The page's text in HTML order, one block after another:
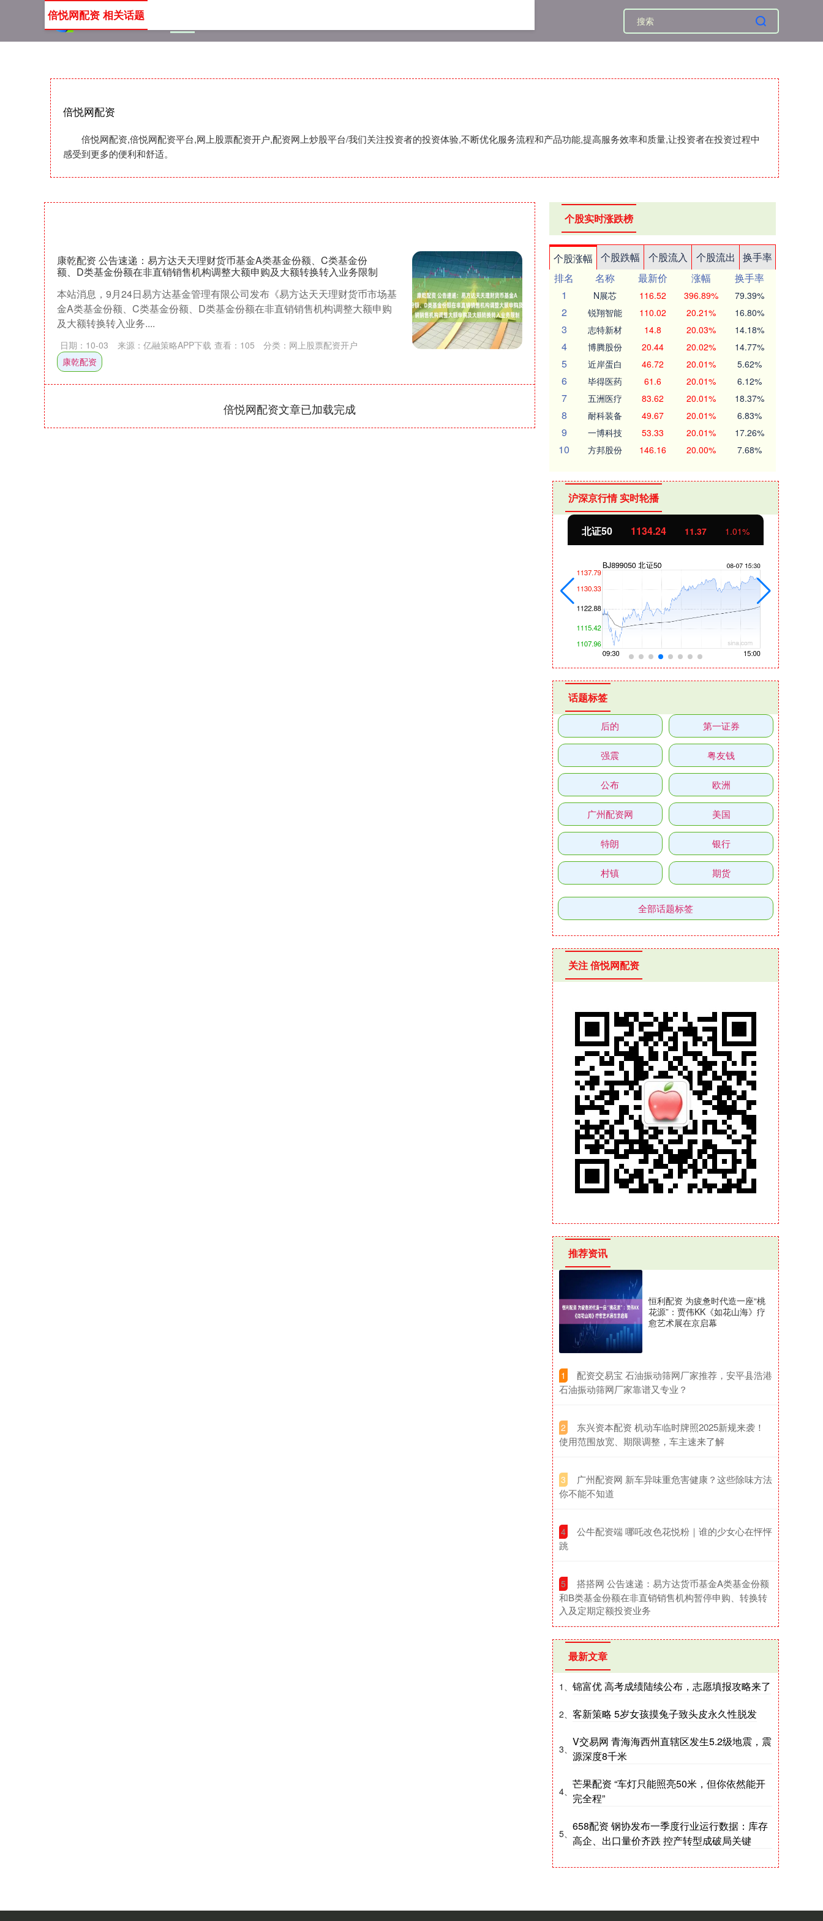
倍悦网配资
倍悦网配资,倍悦网配资平台,网上股票配资开户,配资网上炒股平台/我们关注投资者的投资体验,不断优化服务流程和产品功能,提高服务效率和质量,让投资者在投资过程中
感受到更多的便利和舒适。
倍悦网配资 相关话题
康乾配资 公告速递：易方达天天理财货币基金A类基金份额、C类基金份
额、D类基金份额在非直销销售机构调整大额申购及大额转换转入业务限制
本站消息，9月24日易方达基金管理有限公司发布《易方达天天理财货币市场基
金A类基金份额、C类基金份额、D类基金份额在非直销销售机构调整大额申购
及大额转换转入业务....
日期：10-03 来源：亿融策略APP下载 查看： 105 分类： 网上股票配资开户
康乾配资
倍悦网配资文章已加载完成
个股实时涨跌榜
个股涨幅 个股跌幅 个股流入 个股流出
换手率
排名
名称 最新价 涨幅
换手率
1
N展芯 116.52 396.89% 79.39%
2 锐翔智能 110.02 20.21% 16.80%
3 志特新材 14.8 20.03% 14.18%
4 博腾股份 20.44 20.02% 14.77%
5 近岸蛋白 46.72 20.01% 5.62%
6 毕得医药 61.6 20.01% 6.12%
7 五洲医疗 83.62 20.01% 18.37%
8 耐科装备 49.67 20.01% 6.83%
9 一博科技 53.33 20.01% 17.26%
10 方邦股份 146.16 20.00% 7.68%
沪深京行情 实时轮播
北证50 1134.24 11.37 1.01%
话题标签
后的 第一证券
强震 粤友钱
公布 欧洲
广州配资网 美国
特朗 银行
村镇 期货
全部话题标签
关注 倍悦网配资
推荐资讯
恒利配资 为疲惫时代造一座“桃
花源”：贾伟KK《如花山海》疗
愈艺术展在京启幕
1
​配资交易宝 石油振动筛网厂家推荐，安平县浩港
石油振动筛网厂家靠谱又专业？
2
​东兴资本配资 机动车临时牌照2025新规来袭！
使用范围放宽、期限调整，车主速来了解
3
​广州配资网 新车异味重危害健康？这些除味方法
你不能不知道
4
​公牛配资端 哪吒改色花悦粉｜谁的少女心在怦怦
跳
5
​搭搭网 公告速递：易方达货币基金A类基金份额
和B类基金份额在非直销销售机构暂停申购、转换转
入及定期定额投资业务
最新文章
1、 锦富优 高考成绩陆续公布，志愿填报攻略来了
2、 客新策略 5岁女孩摸兔子致头皮永久性脱发
3、
V交易网 青海海西州直辖区发生5.2级地震，震
源深度8千米
4、
芒果配资 “车灯只能照亮50米，但你依然能开
完全程”
5、
658配资 钢协发布一季度行业运行数据：库存
高企、出口量价齐跌 控产转型成破局关键